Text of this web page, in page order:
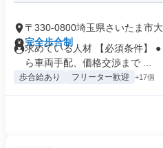
〒330-0800埼玉県さいたま市
完全歩合制
求めている人材 【必須条件】
ら車両手配、価格交渉まで ...
歩合給あり フリーター歓迎 +17個